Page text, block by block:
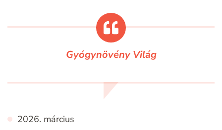
Gyógynövény Világ
2026. március